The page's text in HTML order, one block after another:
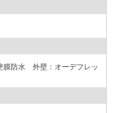
膜防水 外壁：オーデフレッ